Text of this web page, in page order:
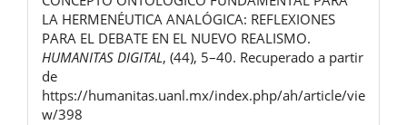
LA HERMENÉUTICA ANALÓGICA: REFLEXIONES
PARA EL DEBATE EN EL NUEVO REALISMO.
HUMANITAS DIGITAL, (44), 5–40. Recuperado a partir
de
https://humanitas.uanl.mx/index.php/ah/article/vie
w/398